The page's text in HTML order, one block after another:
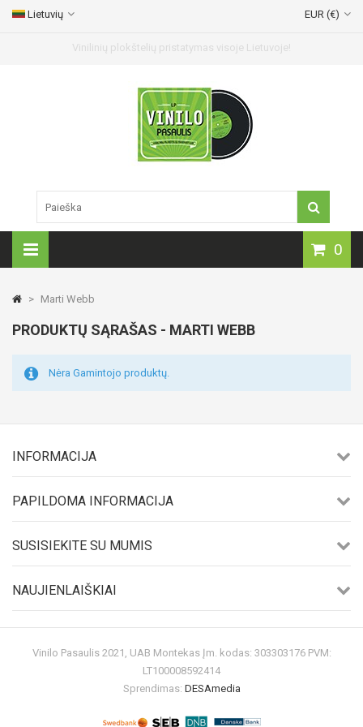
Vinilinių plokštelių pristatymas visoje Lietuvoje!
EUR (€)
Lietuvių
0
> Marti Webb
PRODUKTŲ SĄRAŠAS - MARTI WEBB
Nėra Gamintojo produktų.
INFORMACIJA
PAPILDOMA INFORMACIJA
SUSISIEKITE SU MUMIS
NAUJIENLAIŠKIAI
Vinilo Pasaulis 2021, UAB Montekas Įm. kodas: 303303176 PVM:
LT100008592414
Sprendimas: DESAmedia